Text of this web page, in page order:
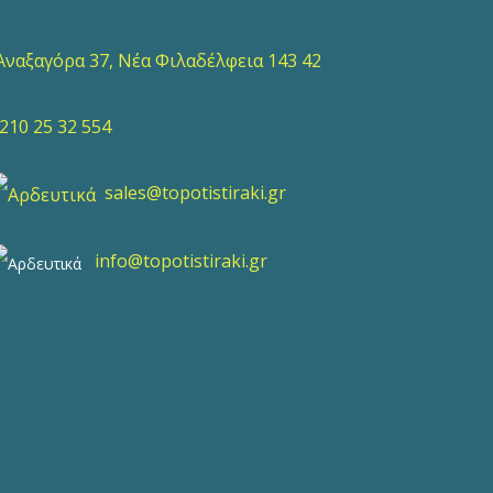
37, Νέα Φιλαδέλφεια 143 42
210 25 32 554
sales@topotistiraki.gr
info@topotistiraki.gr